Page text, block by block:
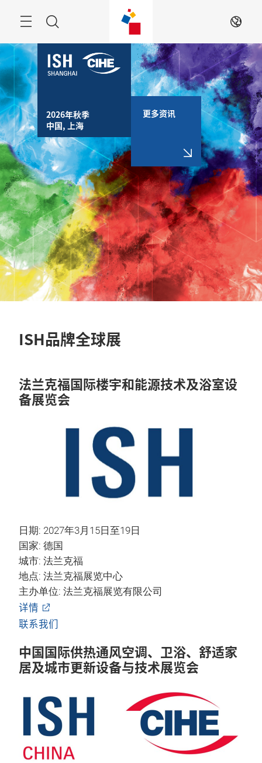
索
ZH
2026年秋季
中国, 上海
更多资讯
ISH品牌全球展
法兰克福国际楼宇和能源技术及浴室设
备展览会
日期: 2027年3月15日至19日
国家: 德国
城市: 法兰克福
地点: 法兰克福展览中心
主办单位: 法兰克福展览有限公司
详情
联系我们
中国国际供热通风空调、卫浴、舒适家
居及城市更新设备与技术展览会